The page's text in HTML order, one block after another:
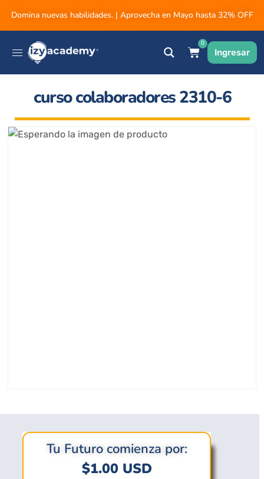
Domina nuevas habilidades. | Aprovecha en Mayo hasta 32% OFF
0
Ingresar
curso colaboradores 2310-6
Tu Futuro comienza por:
$1.00 USD